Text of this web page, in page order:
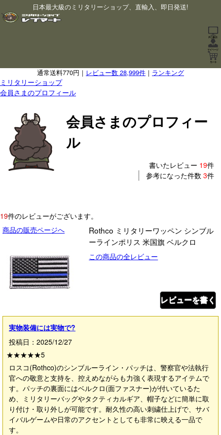
日本最大級のミリタリーショップ、直輸入、即日発送!
通常送料770円｜ レビュー数 28,999件 ｜ ランキング
ミリタリーショップ
会員さまのプロフィール
会員さまのプロフィー
ル
書いたレビュー 19件
参考になった件数 3件
19件のレビューがございます。
商品の販売ページへ
Rothco ミリタリーワッペン シンブル
ーラインポリス 米国旗 ベルクロ
この商品の全レビュー
レビューを書く
実物装備には実物で?
投稿日：2025/12/27
★★★★★5
ロスコ(Rothco)のシンブルーライン・パッチは、警察官や法執行
官への敬意と支持を、控えめながらも力強く表現するアイテムで
す。パッチの裏面にはベルクロ(面ファスナー)が付いているた
め、ミリタリーバッグやタクティカルギア、帽子などに簡単に取
り付け・取り外しが可能です。耐久性の高い刺繍仕上げで、サバ
イバルゲームや日常のアクセントとしても非常に映える一品で
す。